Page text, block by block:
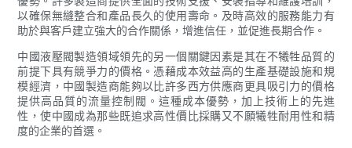
以確保無縫整合和產品長久的使用壽命。及時高效的服務能力有
助於與客戶建立強大的合作關係，增進信任，並促進長期合作。
中國液壓閥製造領域領先的另一個關鍵因素是其在不犧牲品質的
前提下具有競爭力的價格。憑藉成本效益高的生產基礎設施和規
模經濟，中國製造商能夠以比許多西方供應商更具吸引力的價格
提供高品質的流量控制閥。這種成本優勢，加上技術上的先進
性，使中國成為那些既追求高性價比採購又不願犧牲耐用性和精
度的企業的首選。